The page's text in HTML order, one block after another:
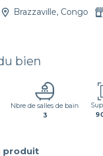
Brazzaville, Congo
bien
Nbre de salles de bain
3
produit